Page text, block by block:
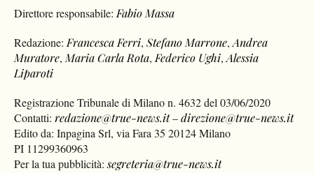
Direttore responsabile: Fabio Massa
Redazione: Francesca Ferri,Stefano Marrone,Andrea
Muratore, Maria Carla Rota, Federico Ughi,Alessia
Liparoti
Registrazione Tribunale di Milano n. 4632 del 03/06/2020
Contatti:redazione@true-news.it–direzione@true-news.it
Edito da: Inpagina Srl, via Fara 35 20124 Milano
PI 11299360963
Per la tua pubblicità:segreteria@true-news.it